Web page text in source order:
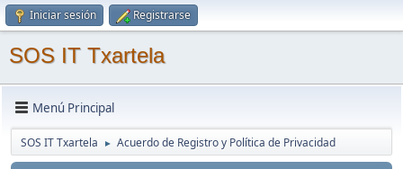
Iniciar sesión Registrarse
SOS IT Txartela
Menú Principal
SOS IT Txartela ► Acuerdo de Registro y Política de Privacidad